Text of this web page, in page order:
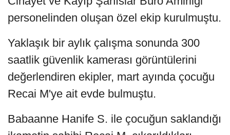
personelinden oluşan özel ekip kurulmuştu.
Yaklaşık bir aylık çalışma sonunda 300
saatlik güvenlik kamerası görüntülerini
değerlendiren ekipler, mart ayında çocuğu
Recai M'ye ait evde bulmuştu.
Babaanne Hanife S. ile çocuğun saklandığı